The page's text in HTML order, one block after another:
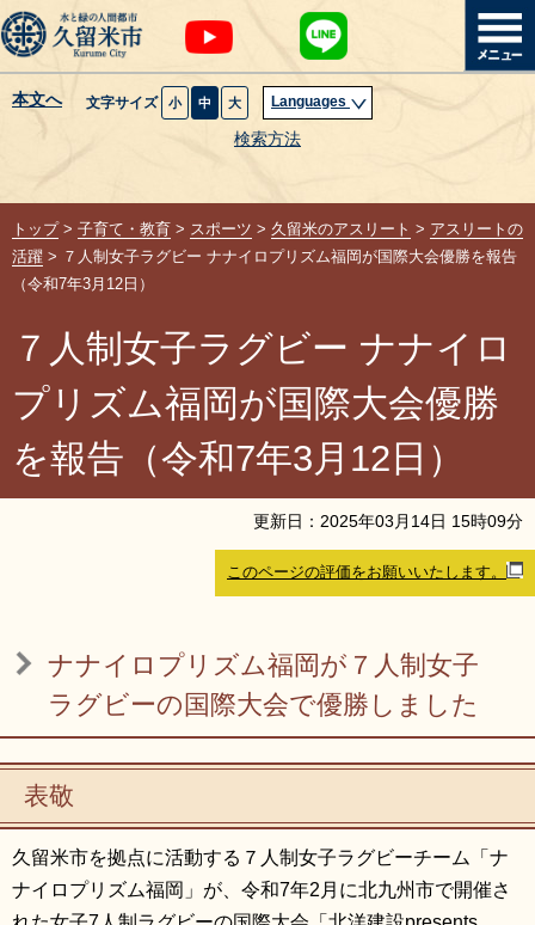
本文へ 文字サイズ 小 中 大 Languages
検索方法
暮らし・届出
健康・医療・福祉
創業・産業・ビジネス
計画・政策
組織から探す
利用ガイド
サイトについて
閉じる
トップ> 子育て・教育 > スポーツ > 久留米のアスリート > アスリートの
活躍 > ７人制女子ラグビー ナナイロプリズム福岡が国際大会優勝を報告
（令和7年3月12日）
７人制女子ラグビー ナナイロ
プリズム福岡が国際大会優勝
を報告（令和7年3月12日）
更新日： 2025年03 月 14日 15時09分
このページの評価をお願いいたします。
ナナイロプリズム福岡が７人制女子
ラグビーの国際大会で優勝しました
表敬
久留米市を拠点に活動する７人制女子ラグビーチーム「ナ
ナイロプリズム福岡」が、令和7年2月に北九州市で開催さ